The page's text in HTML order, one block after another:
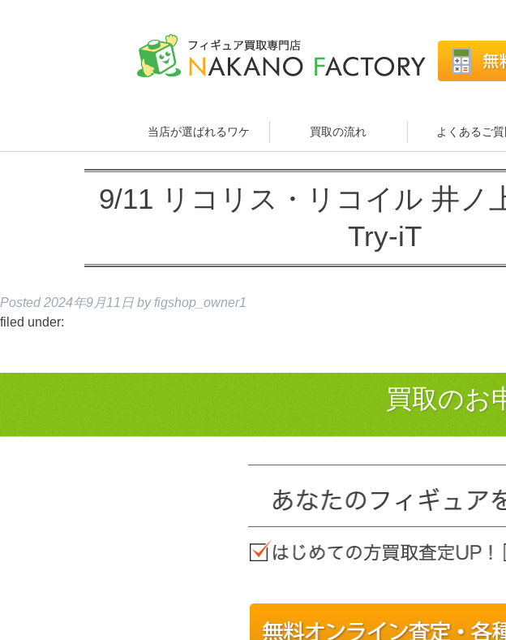
当店が選ばれるワケ 買取の流れ よくあるご質
9/11 リコリス・リコイル 井ノ
Try-iT
Posted 2024年9月11日 by figshop_owner1
filed under:
買取のお